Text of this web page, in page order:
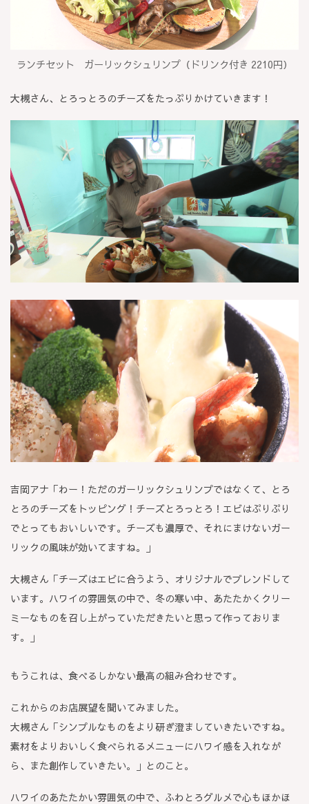
ランチセット ガーリックシュリンプ（ドリンク付き 2210円）
大槻さん、とろっとろのチーズをたっぷりかけていきます！
吉岡アナ「わー！ただのガーリックシュリンプではなくて、とろ
とろのチーズをトッピング！チーズとろっとろ！エビはぷりぷり
でとってもおいしいです。チーズも濃厚で、それにまけないガー
リックの風味が効いてますね。」
大槻さん「チーズはエビに合うよう、オリジナルでブレンドして
います。ハワイの雰囲気の中で、冬の寒い中、あたたかくクリー
ミーなものを召し上がっていただきたいと思って作っておりま
す。」
もうこれは、食べるしかない最高の組み合わせです。
これからのお店展望を聞いてみました。
大槻さん「シンプルなものをより研ぎ澄ましていきたいですね。
素材をよりおいしく食べられるメニューにハワイ感を入れなが
ら、また創作していきたい。」とのこと。
ハワイのあたたかい雰囲気の中で、ふわとろグルメで心もほかほ